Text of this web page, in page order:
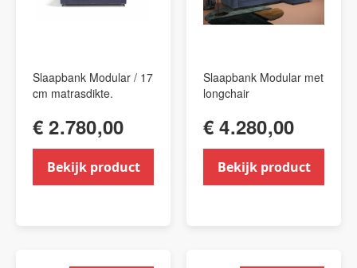
Slaapbank Modular / 17
cm matrasdikte.
€ 2.780,00
Bekijk product
Slaapbank Modular met
longchair
€ 4.280,00
Bekijk product